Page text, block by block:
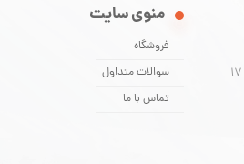
منوی سایت
فروشگاه
سوالات متداول
تماس با ما